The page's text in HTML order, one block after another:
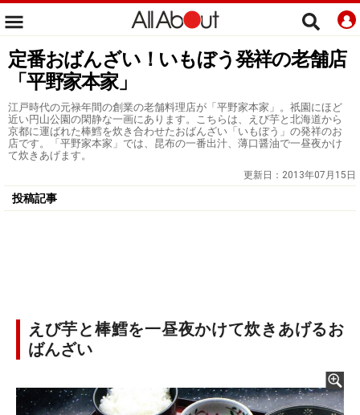
定番おばんざい！いもぼう発祥の老舗店
「平野家本家」
江戸時代の元禄年間の創業の老舗料理店が「平野家本家」。祇園にほど
近い円山公園の閑静な一画にあります。こちらは、えび芋と北海道から
京都に運ばれた棒鱈を炊き合わせたおばんざい「いもぼう」の発祥のお
店です。「平野家本家」では、昆布の一番出汁、薄口醤油で一昼夜かけ
て炊きあげます。
更新日： 2013年07月15日
投稿記事
えび芋と棒鱈を一昼夜かけて炊きあげるお
ばんざい